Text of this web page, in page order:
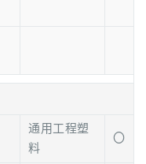
通用工程塑
料
〇